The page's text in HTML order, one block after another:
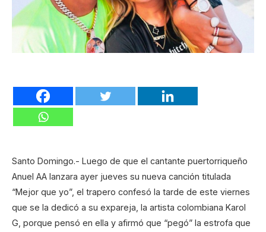
Santo Domingo.- Luego de que el cantante puertorriqueño
Anuel AA lanzara ayer jueves su nueva canción titulada
“Mejor que yo”, el trapero confesó la tarde de este viernes
que se la dedicó a su expareja, la artista colombiana Karol
G, porque pensó en ella y afirmó que “pegó” la estrofa que